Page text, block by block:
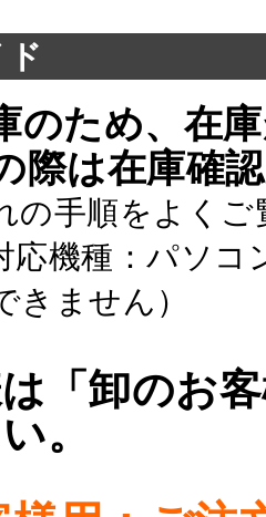
イド
のため、在
際は在庫確
の手順をよくご
応機種：パソ
きません）
「卸のお
。